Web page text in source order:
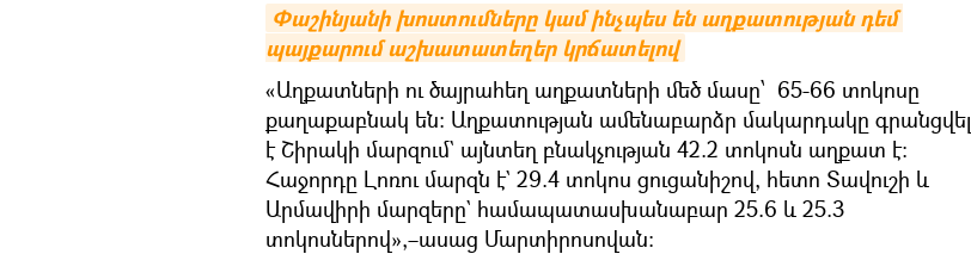
Փաշինյանի խոստումները կամ ինչպես են աղքատության դեմ
պայքարում աշխատատեղեր կրճատելով
«Աղքատների ու ծայրահեղ աղքատների մեծ մասը՝ 65-66 տոկոսը
քաղաքաբնակ են։ Աղքատության ամենաբարձր մակարդակը գրանցվել
է Շիրակի մարզում` այնտեղ բնակչության 42.2 տոկոսն աղքատ է։
Հաջորդը Լոռու մարզն է` 29.4 տոկոս ցուցանիշով, հետո Տավուշի և
Արմավիրի մարզերը` համապատասխանաբար 25.6 և 25.3
տոկոսներով»,–ասաց Մարտիրոսովան։